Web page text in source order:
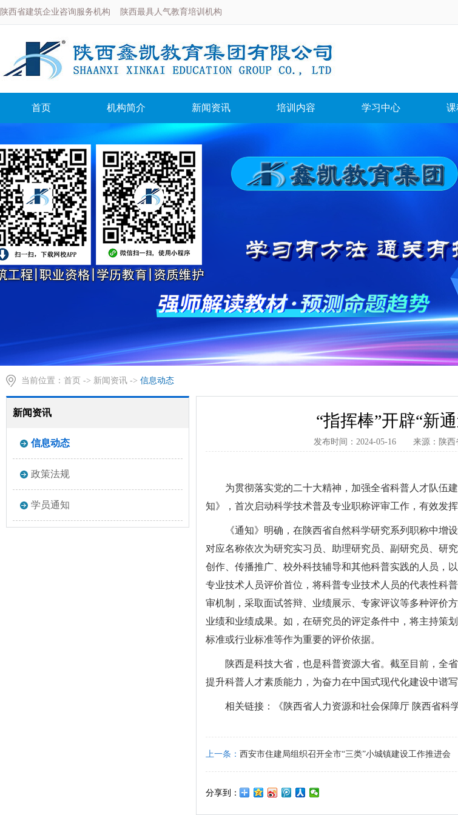
陕西省建筑企业咨询服务机构 陕西最具人气教育培训机构
首页 机构简介 新闻资讯 培训内容 学习中心 课
当前位置： 首页 -> 新闻资讯 -> 信息动态
新闻资讯
信息动态
政策法规
学员通知
“指挥棒”开辟“新
发布时间：2024-05-16 来源：陕
为贯彻落实党的二十大精神，加强全省科普人才队伍
知》，首次启动科学技术普及专业职称评审工作，有效发
《通知》明确，在陕西省自然科学研究系列职称中
对应名称依次为研究实习员、助理研究员、副研究员、研究
创作、传播推广、校外科技辅导和其他科普实践的人员，
专业技术人员评价首位，将科普专业技术人员的代表性科
审机制，采取面试答辩、业绩展示、专家评议等多种评价
业绩和业绩成果。如，在研究员的评定条件中，将主持策
标准或行业标准等作为重要的评价依据。
陕西是科技大省，也是科普资源大省。截至目前，全
提升科普人才素质能力，为奋力在中国式现代化建设中谱
相关链接： 《陕西省人力资源和社会保障厅 陕西省
上一条： 西安市住建局组织召开全市“三类”小城镇建设工作推进会
分享到：